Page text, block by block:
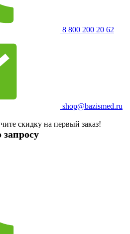
8 800 200 20 62
shop@bazismed.ru
скидку на первый заказ!